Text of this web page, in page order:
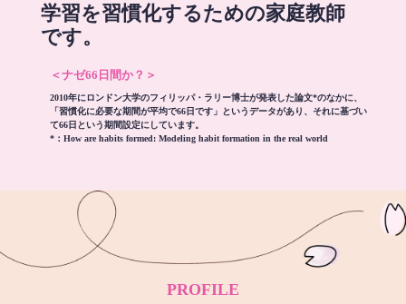
学習を習慣化するための家庭教師
です。
＜ナゼ66日間か？＞
2010年にロンドン大学のフィリッパ・ラリー博士が発表した論文*のなかに、
「習慣化に必要な期間が平均で66日です」というデータがあり、それに基づい
て66日という期間設定にしています。
*： How are habits formed: Modeling habit formation in the real world
PROFILE